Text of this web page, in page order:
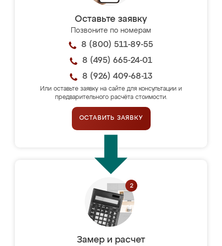
Оставьте заявку
Позвоните по номерам
8 (800) 511-89-55
8 (495) 665-24-01
8 (926) 409-68-13
Или оставьте заявку на сайте для консультации и
предварительного расчёта стоимости.
ОСТАВИТЬ ЗАЯВКУ
Замер и расчет